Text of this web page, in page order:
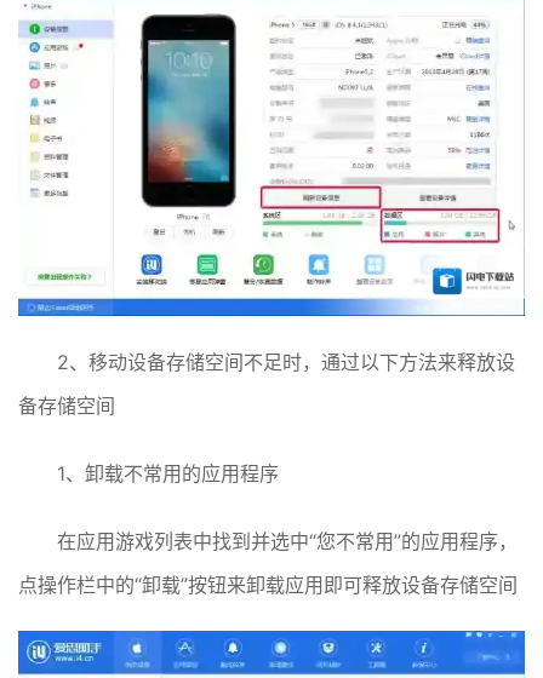
2、移动设备存储空间不足时，通过以下方法来释放设
备存储空间
1、卸载不常用的应用程序
在应用游戏列表中找到并选中“您不常用”的应用程序，
点操作栏中的“卸载”按钮来卸载应用即可释放设备存储空间